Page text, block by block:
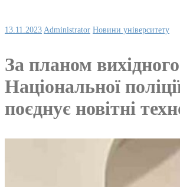
13.11.2023 Administrator Новини університету
За планом
Національної
поєднує новітні